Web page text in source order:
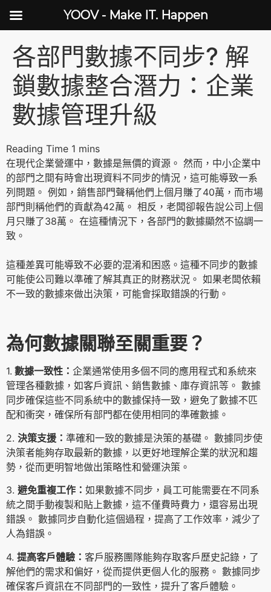
各部門數據不同步? 解
鎖數據整合潛力：企業
數據管理升級
在現代企業營運中，數據是無價的資源。 然而，中小企業中
的部門之間有時會出現資料不同步的情況，這可能導致一系
列問題。 例如，銷售部門聲稱他們上個月賺了40萬，而市場
部門則稱他們的貢獻為42萬。 相反，老闆卻報告說公司上個
月只賺了38萬。 在這種情況下，各部門的數據顯然不協調一
致。
這種差異可能導致不必要的混淆和困惑。這種不同步的數據
可能使公司難以準確了解其真正的財務狀況。 如果老闆依賴
不一致的數據來做出決策，可能會採取錯誤的行動。
為何數據關聯至關重要？
1. 數據一致性： 企業通常使用多個不同的應用程式和系統來
管理各種數據，如客戶資訊、銷售數據、庫存資訊等。 數據
同步確保這些不同系統中的數據保持一致，避免了數據不匹
配和衝突，確保所有部門都在使用相同的準確數據。
2. 決策支援： 準確和一致的數據是決策的基礎。 數據同步使
決策者能夠存取最新的數據，以更好地理解企業的狀況和趨
勢，從而更明智地做出策略性和營運決策。
3. 避免重複工作： 如果數據不同步，員工可能需要在不同系
統之間手動複製和貼上數據，這不僅費時費力，還容易出現
錯誤。 數據同步自動化這個過程，提高了工作效率，減少了
人為錯誤。
4. 提高客戶體驗： 客戶服務團隊能夠存取客戶歷史記錄，了
解他們的需求和偏好，從而提供更個人化的服務。 數據同步
確保客戶資訊在不同部門的一致性，提升了客戶體驗。
YOOV - Make IT. Happen